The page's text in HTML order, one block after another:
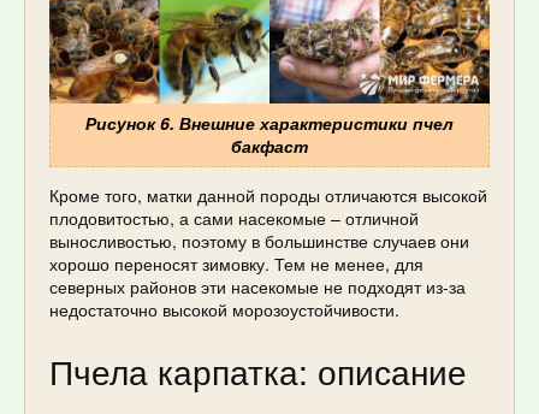
Рисунок 6. Внешние характеристики пчел
бакфаст
Кроме того, матки данной породы отличаются высокой
плодовитостью, а сами насекомые – отличной
выносливостью, поэтому в большинстве случаев они
хорошо переносят зимовку. Тем не менее, для
северных районов эти насекомые не подходят из-за
недостаточно высокой морозоустойчивости.
Пчела карпатка: описание